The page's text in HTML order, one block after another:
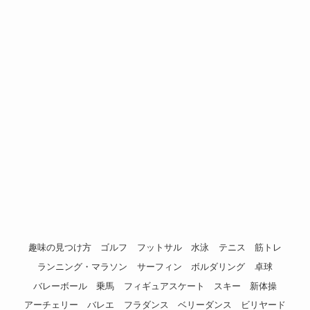
趣味の見つけ方 ゴルフ フットサル 水泳 テニス
筋トレ
ランニング・マラソン
サーフィン ボルダリング
卓球
バレーボール
乗馬 フィギュアスケート スキー
新体操
アーチェリー
バレエ フラダンス ベリーダンス ビリヤード